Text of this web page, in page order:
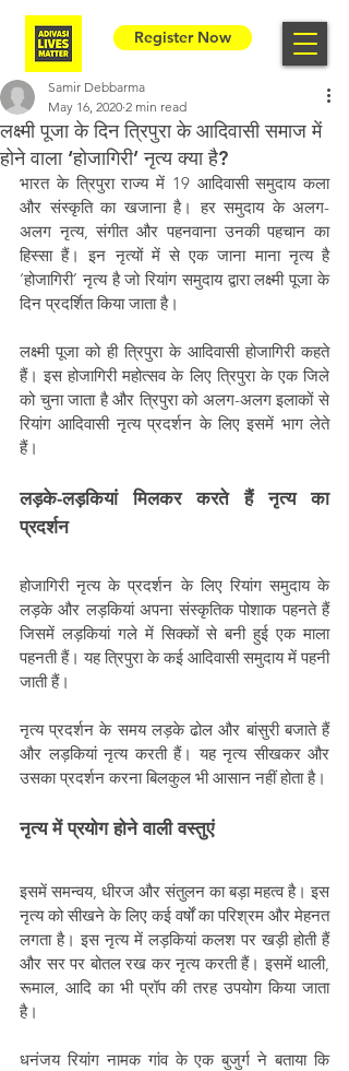
Register Now
लक्ष्मी पूजा के दिन त्रिपुरा के आदिवासी समाज में
होने वाला ‘होजागिरी’ नृत्य क्या है?
Samir Debbarma
May 16, 2020 2 min read
भारत के त्रिपुरा राज्य में 19 आदिवासी समुदाय कला
और संस्कृति का खजाना है। हर समुदाय के अलग-
अलग नृत्य, संगीत और पहनवाना उनकी पहचान का
हिस्सा हैं। इन नृत्यों में से एक जाना माना नृत्य है
‘होजागिरी’ नृत्य है जो रियांग समुदाय द्वारा लक्ष्मी पूजा के
दिन प्रदर्शित किया जाता है।
लक्ष्मी पूजा को ही त्रिपुरा के आदिवासी होजागिरी कहते
हैं। इस होजागिरी महोत्सव के लिए त्रिपुरा के एक जिले
को चुना जाता है और त्रिपुरा को अलग-अलग इलाकों से
रियांग आदिवासी नृत्य प्रदर्शन के लिए इसमें भाग लेते
हैं।
लड़के-लड़कियां मिलकर करते हैं नृत्य का
प्रदर्शन
होजागिरी नृत्य के प्रदर्शन के लिए रियांग समुदाय के
लड़के और लड़कियां अपना संस्कृतिक पोशाक पहनते हैं
जिसमें लड़कियां गले में सिक्कों से बनी हुई एक माला
पहनती हैं। यह त्रिपुरा के कई आदिवासी समुदाय में पहनी
जाती हैं।
नृत्य प्रदर्शन के समय लड़के ढोल और बांसुरी बजाते हैं
और लड़कियां नृत्य करती हैं। यह नृत्य सीखकर और
उसका प्रदर्शन करना बिलकुल भी आसान नहीं होता है।
नृत्य में प्रयोग होने वाली वस्तुएं
इसमें समन्वय, धीरज और संतुलन का बड़ा महत्व है। इस
नृत्य को सीखने के लिए कई वर्षों का परिश्रम और मेहनत
लगता है। इस नृत्य में लड़कियां कलश पर खड़ी होती हैं
और सर पर बोतल रख कर नृत्य करती हैं। इसमें थाली,
रूमाल, आदि का भी प्रॉप की तरह उपयोग किया जाता
है।
धनंजय रियांग नामक गांव के एक बुजुर्ग ने बताया कि